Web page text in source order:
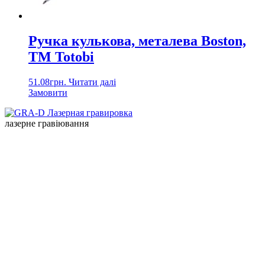
Ручка кулькова, металева Boston,
ТМ Totobi
51.08грн. Читати далі
Замовити
лазерне гравіювання